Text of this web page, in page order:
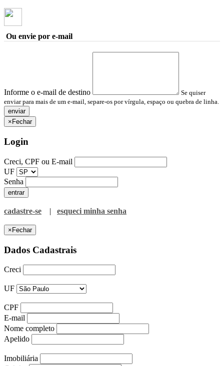
Ou envie por e-mail
Informe o e-mail de destino
Se quiser
enviar para mais de um e-mail, separe-os por vírgula, espaço ou quebra de linha.
× Fechar
Login
Creci, CPF ou E-mail
UF
Senha
cadastre-se | esqueci minha senha
× Fechar
Dados Cadastrais
Creci
UF
CPF
E-mail
Nome completo
Apelido
Imobiliária